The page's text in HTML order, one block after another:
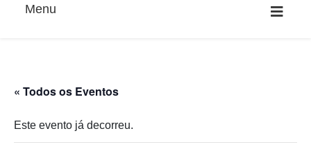
Menu
« Todos os Eventos
Este evento já decorreu.